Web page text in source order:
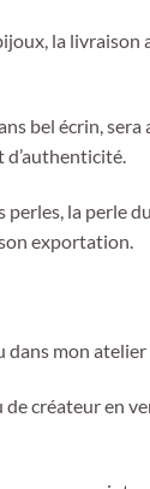
la livraison
bel écrin, sera
d’authenticité.
la perle
exportation.
dans mon
de créateur en